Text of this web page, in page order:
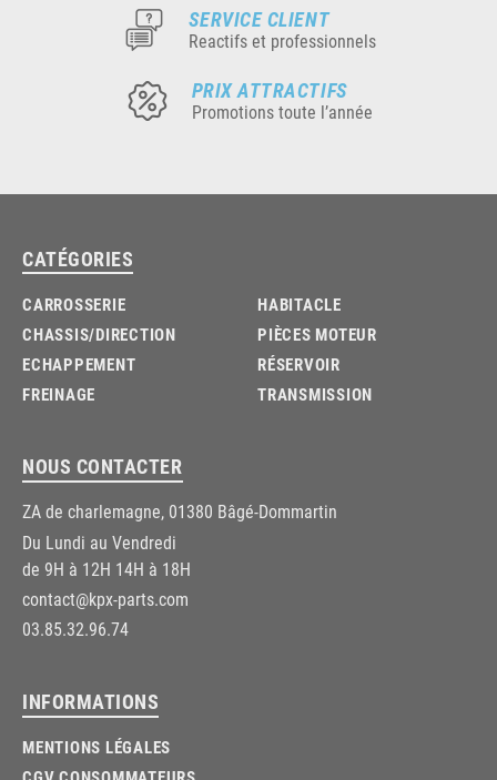
SERVICE CLIENT
Reactifs et professionnels
PRIX ATTRACTIFS
Promotions toute l’année
CATÉGORIES
CARROSSERIE
CHASSIS/DIRECTION
ECHAPPEMENT
FREINAGE
HABITACLE
PIÈCES MOTEUR
RÉSERVOIR
TRANSMISSION
NOUS CONTACTER
ZA de charlemagne, 01380 Bâgé-Dommartin
Du Lundi au Vendredi
de 9H à 12H 14H à 18H
contact@kpx-parts.com
03.85.32.96.74
INFORMATIONS
MENTIONS LÉGALES